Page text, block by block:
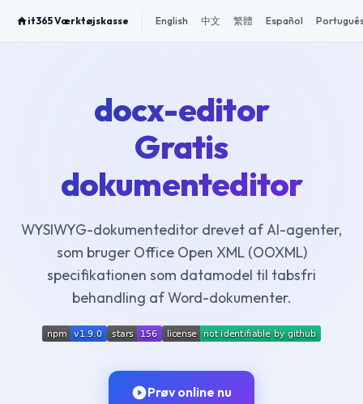
it365 Værktøjskasse English 中文 繁體 Español
docx-editor
Gratis
dokumenteditor
WYSIWYG-dokumenteditor drevet af AI-agenter,
som bruger Office Open XML (OOXML)
specifikationen som datamodel til tabsfri
behandling af Word-dokumenter.
Prøv online nu